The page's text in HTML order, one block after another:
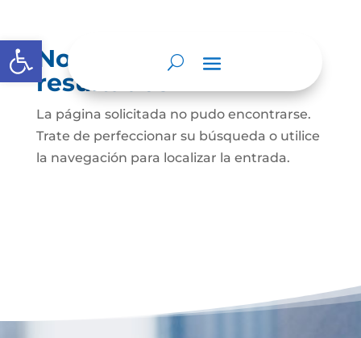
Abrir barra de herramientas
No se encontraron
resultados
La página solicitada no pudo encontrarse.
Trate de perfeccionar su búsqueda o utilice
la navegación para localizar la entrada.